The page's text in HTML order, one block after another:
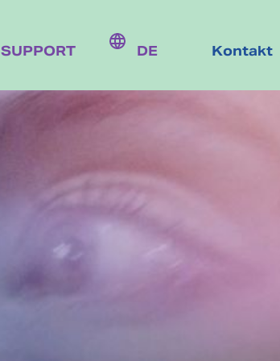
SUPPORT DE Kontakt